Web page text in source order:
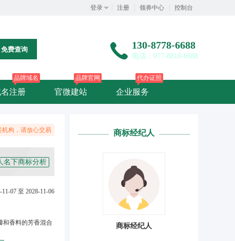
登录 注册 领券中心 控制台
免费查询 130-8778-6688
电话：077-8818-6688
注册
品牌域名
官微建站
品牌官网
企业服务
代办证照
机构，请放心交易
名下商标分析
11-07 至 2028-11-06
和香料的芳香混合
商标经纪人
商标经纪人